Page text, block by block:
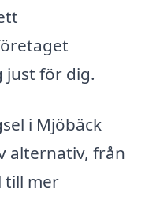
just för dig.
i Mjöbäck
alternativ, från
till mer